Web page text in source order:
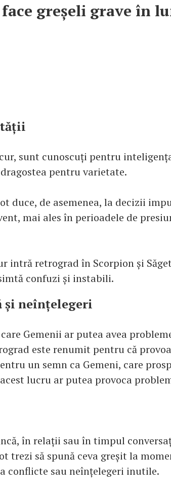
greșeli grave în
sunt cunoscuți pentru
pentru varietate.
duce, de asemenea, la decizii
mai ales în perioadele de
intră retrograd în Scorpion și
confuzi și instabili.
și neînțelegeri
Gemenii ar putea avea
este renumit pentru că
un semn ca Gemeni, care
lucru ar putea provoca
în relații sau în timpul
trezi să spună ceva greșit la
conflicte sau neînțelegeri inutile.